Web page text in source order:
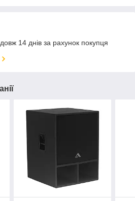
14 днів за рахунок покупця